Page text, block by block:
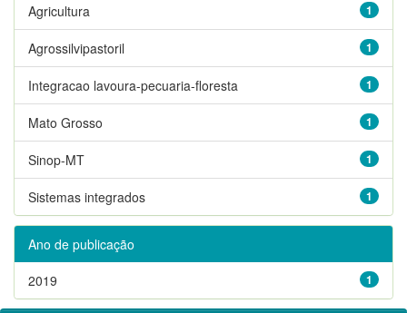
1
Agricultura
1
Agrossilvipastoril
1
Integracao lavoura-pecuaria-floresta
1
Mato Grosso
1
Sinop-MT
1
Sistemas integrados
Ano de publicação
1
2019